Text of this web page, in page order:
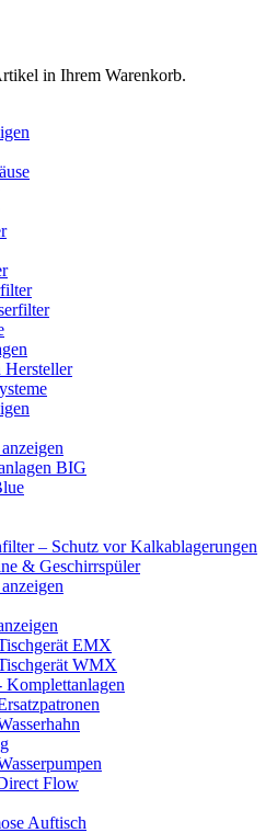
in Ihrem Warenkorb.
Hersteller
BIG
– Schutz vor Kalkablagerungen
& Geschirrspüler
EMX
WMX
Komplettanlagen
Flow
Auftisch